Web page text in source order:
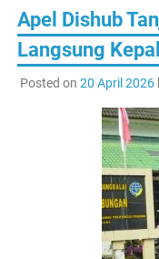
Apel Dishub
Langsung
Posted on 20 April 2026